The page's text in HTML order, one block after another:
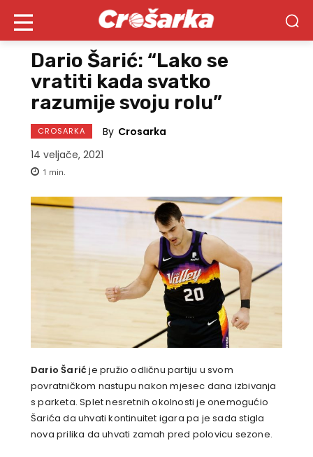
Dario Šarić: “Lako se
vratiti kada svatko
razumije svoju rolu”
CROSARKA By Crosarka
14 veljače, 2021
1 min.
Dario Šarićje pružio odličnu partiju u svom
povratničkom nastupu nakon mjesec dana izbivanja
s parketa. Splet nesretnih okolnosti je onemogućio
Šarića da uhvati kontinuitet igara pa je sada stigla
nova prilika da uhvati zamah pred polovicu sezone.